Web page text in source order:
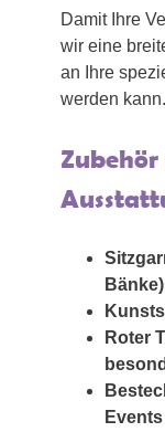
Damit Ihre
wir eine
an Ihre
werden kann.
Bänke)
Roter
Events